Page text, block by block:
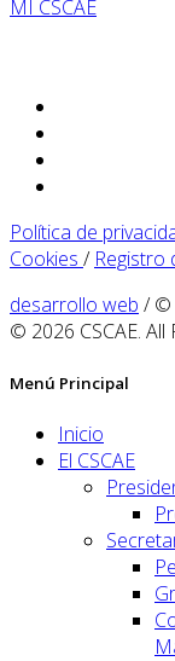
MI CSCAE
Política de
Cookies / Registro
desarrollo web / ©
© 2026 CSCAE. All
Menú Principal
Inicio
El CSCAE